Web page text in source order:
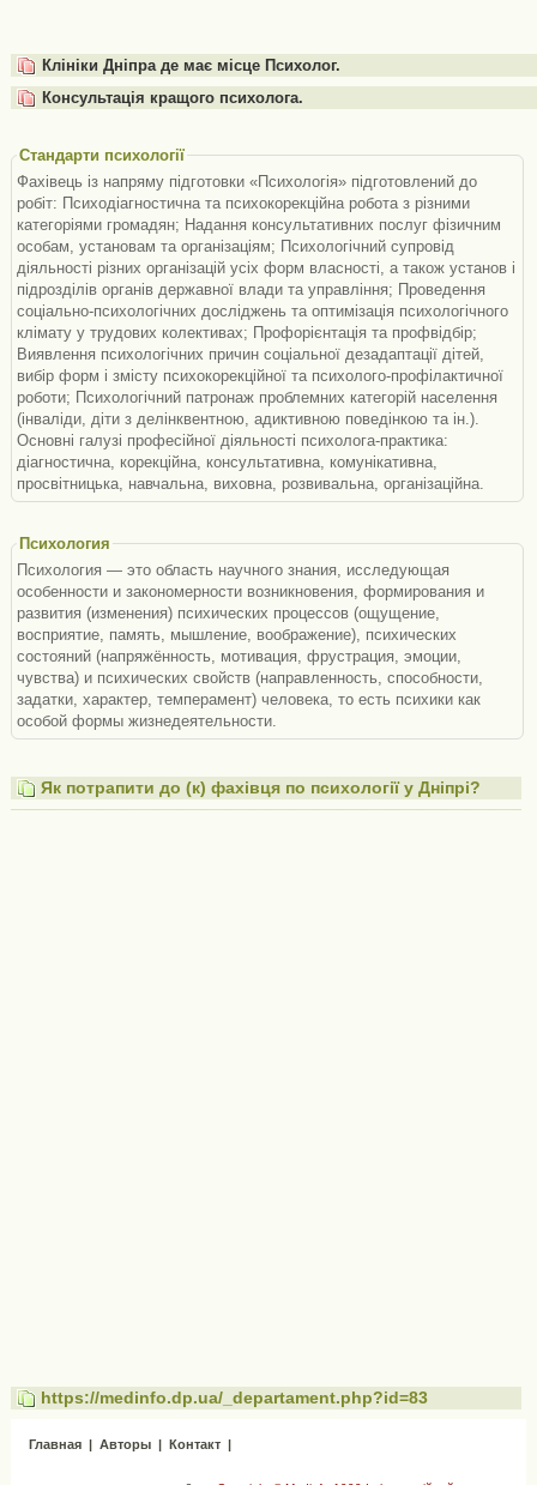
Клініки Дніпра де має місце Психолог.
Консультація кращого психолога.
Стандарти психології
Фахівець із напряму підготовки «Психологія» підготовлений до
робіт: Психодіагностична та психокорекційна робота з різними
категоріями громадян; Надання консультативних послуг фізичним
особам, установам та організаціям; Психологічний супровід
діяльності різних організацій усіх форм власності, а також установ і
підрозділів органів державної влади та управління; Проведення
соціально-психологічних досліджень та оптимізація психологічного
клімату у трудових колективах; Профорієнтація та профвідбір;
Виявлення психологічних причин соціальної дезадаптації дітей,
вибір форм і змісту психокорекційної та психолого-профілактичної
роботи; Психологічний патронаж проблемних категорій населення
(інваліди, діти з делінквентною, адиктивною поведінкою та ін.).
Основні галузі професійної діяльності психолога-практика:
діагностична, корекційна, консультативна, комунікативна,
просвітницька, навчальна, виховна, розвивальна, організаційна.
Психология
Психология — это область научного знания, исследующая
особенности и закономерности возникновения, формирования и
развития (изменения) психических процессов (ощущение,
восприятие, память, мышление, воображение), психических
состояний (напряжённость, мотивация, фрустрация, эмоции,
чувства) и психических свойств (направленность, способности,
задатки, характер, темперамент) человека, то есть психики как
особой формы жизнедеятельности.
Як потрапити до (к) фахівця по психології у Дніпрі?
https://medinfo.dp.ua/_departament.php?id=83
Главная Авторы Контакт